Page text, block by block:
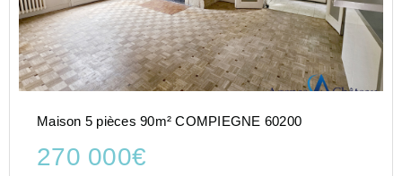
Maison 5 pièces 90m² COMPIEGNE 60200
270 000€